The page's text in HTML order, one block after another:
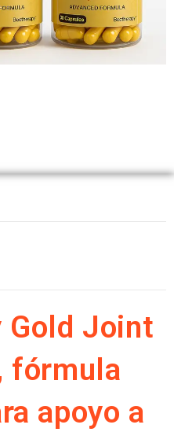
Gold Joint
fórmula
apoyo a